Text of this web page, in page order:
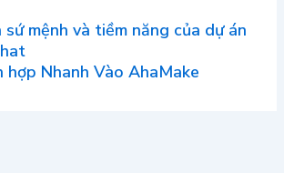
sứ mệnh và tiềm năng của dự án
hợp Nhanh Vào AhaMake